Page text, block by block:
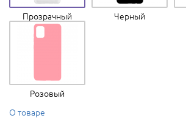
Прозрачный Черный
Розовый
О товаре